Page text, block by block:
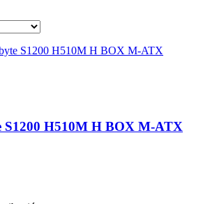
S1200 H510M H BOX M-ATX